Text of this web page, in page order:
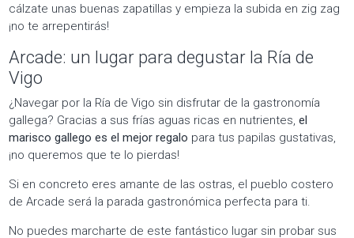
cálzate unas buenas zapatillas y empieza la subida en zig zag
¡no te arrepentirás!
Arcade: un lugar para degustar la Ría de
Vigo
¿Navegar por la Ría de Vigo sin disfrutar de la gastronomía
gallega? Gracias a sus frías aguas ricas en nutrientes,el
marisco gallego es el mejor regalo para tus papilas gustativas,
¡no queremos que te lo pierdas!
Si en concreto eres amante de las ostras, el pueblo costero
de Arcade será la parada gastronómica perfecta para ti.
No puedes marcharte de este fantástico lugar sin probar sus